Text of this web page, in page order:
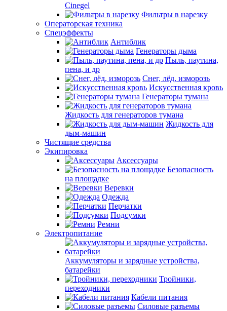
Cinegel
Фильтры в нарезку
Операторская техника
Спецэффекты
Антиблик
Генераторы дыма
Пыль, паутина,
пена, и др
Снег, лёд, изморозь
Искусственная кровь
Генераторы тумана
Жидкость для генераторов тумана
Жидкость для
дым-машин
Чистящие средства
Экипировка
Аксессуары
Безопасность
на площадке
Веревки
Одежда
Перчатки
Подсумки
Ремни
Электропитание
Аккумуляторы и зарядные устройства,
батарейки
Тройники,
переходники
Кабели питания
Силовые разъемы